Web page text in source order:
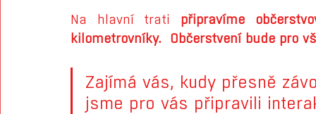
Na hlavní trati připravíme
kilometrovníky.  Občerstvení bude pro
Zajímá vás, kudy přesně
jsme pro vás připravili